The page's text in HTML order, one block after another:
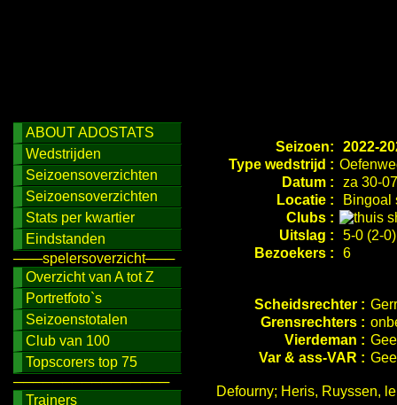
ABOUT ADOSTATS
Wedstrijden
Seizoensoverzichten
Seizoensoverzichten
Stats per kwartier
Eindstanden
───spelersoverzicht───
Overzicht van A tot Z
Portretfoto`s
Seizoenstotalen
Club van 100
Topscorers top 75
────────────────
Trainers
Seizoen:
2022-
Type wedstrijd :
Datum :
za 30-
Locatie :
Bingoal
Clubs :
Uitslag :
5-0 (2-0)
Bezoekers :
6
Scheidsrechter :
Grensrechters :
Vierdeman :
Var & ass-VAR :
Defourny; Heris, Ruyssen,